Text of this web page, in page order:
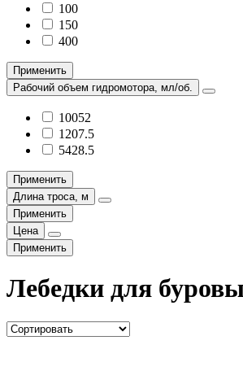
100
150
400
Применить
Рабочий объем гидромотора, мл/об.
10052
1207.5
5428.5
Применить
Длина троса, м
Применить
Цена
Применить
Лебедки для